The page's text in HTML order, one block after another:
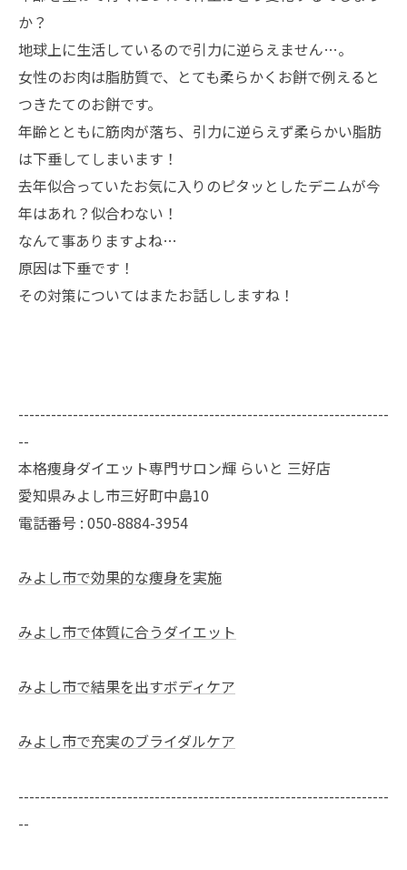
か？
地球上に生活しているので引力に逆らえません…。
女性のお肉は脂肪質で、とても柔らかくお餅で例えると
つきたてのお餅です。
年齢とともに筋肉が落ち、引力に逆らえず柔らかい脂肪
は下垂してしまいます！
去年似合っていたお気に入りのピタッとしたデニムが今
年はあれ？似合わない！
なんて事ありますよね…
原因は下垂です！
その対策についてはまたお話ししますね！
--------------------------------------------------------------------
--
本格痩身ダイエット専門サロン輝 らいと 三好店
愛知県みよし市三好町中島10
電話番号 : 050-8884-3954
みよし市で効果的な痩身を実施
みよし市で体質に合うダイエット
みよし市で結果を出すボディケア
みよし市で充実のブライダルケア
--------------------------------------------------------------------
--